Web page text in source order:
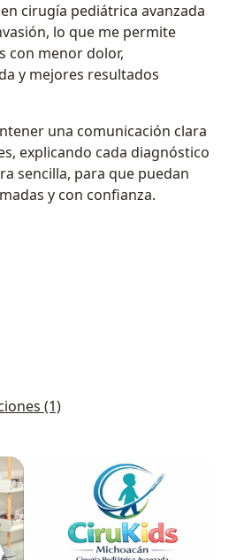
cirugía pediátrica avanzada
lo que me permite
con menor dolor,
y mejores resultados
una comunicación clara
explicando cada diagnóstico
sencilla, para que puedan
y con confianza.
(1)